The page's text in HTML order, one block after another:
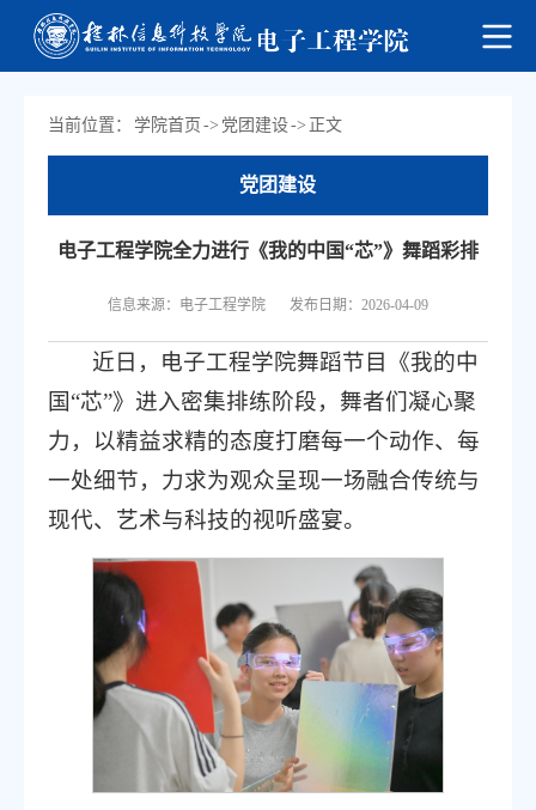
当前位置： 学院首页 -> 党团建设-> 正文
党团建设
电子工程学院全力进行《我的中国“芯”》舞蹈彩排
信息来源：电子工程学院 发布日期：2026-04-09
近日，电子工程学院舞蹈节目《我的中
国“芯”》进入密集排练阶段，舞者们凝心聚
力，以精益求精的态度打磨每一个动作、每
一处细节，力求为观众呈现一场融合传统与
现代、艺术与科技的视听盛宴。